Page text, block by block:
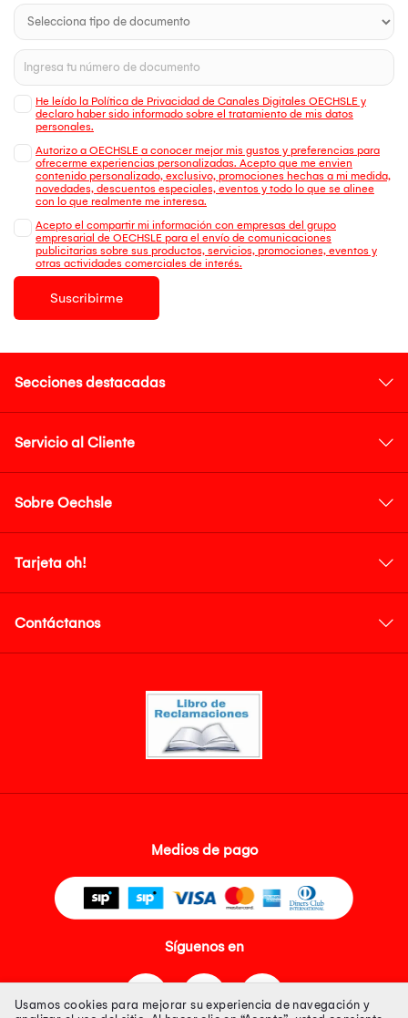
He leído la Política de Privacidad de Canales Digitales OECHSLE y
declaro haber sido informado sobre el tratamiento de mis datos
personales.
Autorizo a OECHSLE a conocer mejor mis gustos y preferencias para
ofrecerme experiencias personalizadas. Acepto que me envien
contenido personalizado, exclusivo, promociones hechas a mi medida,
novedades, descuentos especiales, eventos y todo lo que se alinee
con lo que realmente me interesa.
Acepto el compartir mi información con empresas del grupo
empresarial de OECHSLE para el envío de comunicaciones
publicitarias sobre sus productos, servicios, promociones, eventos y
otras actividades comerciales de interés.
Suscribirme
Secciones destacadas
Servicio al Cliente
Sobre Oechsle
Tarjeta oh!
Contáctanos
Medios de pago
Síguenos en
Usamos cookies para mejorar su experiencia de navegación y